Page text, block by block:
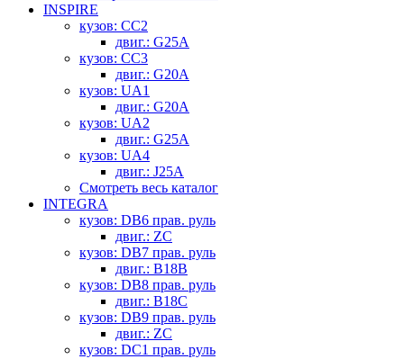
INSPIRE
кузов: CC2
двиг.: G25A
кузов: CC3
двиг.: G20A
кузов: UA1
двиг.: G20A
кузов: UA2
двиг.: G25A
кузов: UA4
двиг.: J25A
Смотреть весь каталог
INTEGRA
кузов: DB6 прав. руль
двиг.: ZC
кузов: DB7 прав. руль
двиг.: B18B
кузов: DB8 прав. руль
двиг.: B18C
кузов: DB9 прав. руль
двиг.: ZC
кузов: DC1 прав. руль